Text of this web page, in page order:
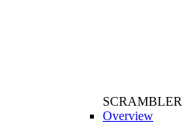
SCRAMBLER
Overview